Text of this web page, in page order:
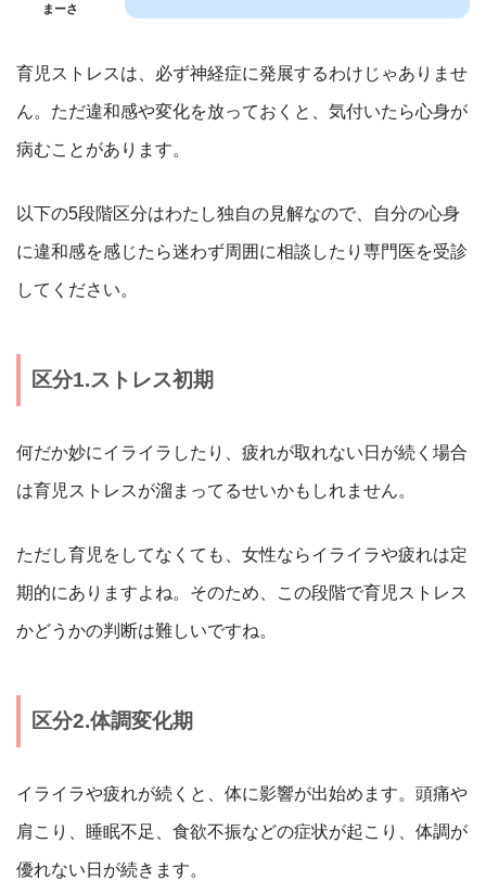
まーさ
育児ストレスは、必ず神経症に発展するわけじゃありませ
ん。ただ違和感や変化を放っておくと、気付いたら心身が
病むことがあります。
以下の5段階区分はわたし独自の見解なので、自分の心身
に違和感を感じたら迷わず周囲に相談したり専門医を受診
してください。
区分1.ストレス初期
何だか妙にイライラしたり、疲れが取れない日が続く場合
は育児ストレスが溜まってるせいかもしれません。
ただし育児をしてなくても、女性ならイライラや疲れは定
期的にありますよね。そのため、この段階で育児ストレス
かどうかの判断は難しいですね。
区分2.体調変化期
イライラや疲れが続くと、体に影響が出始めます。頭痛や
肩こり、睡眠不足、食欲不振などの症状が起こり、体調が
優れない日が続きます。